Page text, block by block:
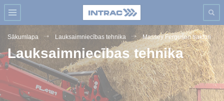
Sākumlapa Lauksaimniecības tehnika Massey Ferguson traktori
Lauksaimniecības tehnika